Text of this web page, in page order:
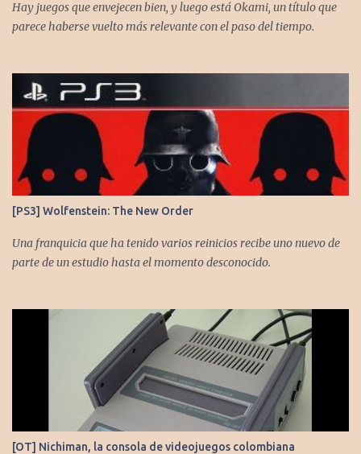
https://www.facebook.com/CronicasGoomba
Hay juegos que envejecen bien, y luego está Okami, un título que
parece haberse vuelto más relevante con el paso del tiempo.
[PS3] Wolfenstein: The New Order
Una franquicia que ha tenido varios reinicios recibe uno nuevo de
parte de un estudio hasta el momento desconocido.
[OT] Nichiman, la consola de videojuegos colombiana